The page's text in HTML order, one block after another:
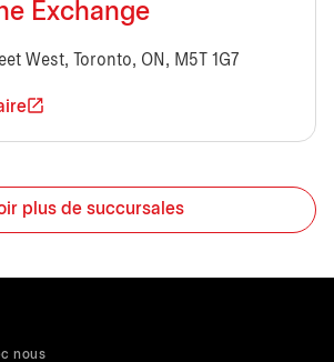
Exchange
West, Toronto, ON, M5T 1G7
plus de succursales
nous